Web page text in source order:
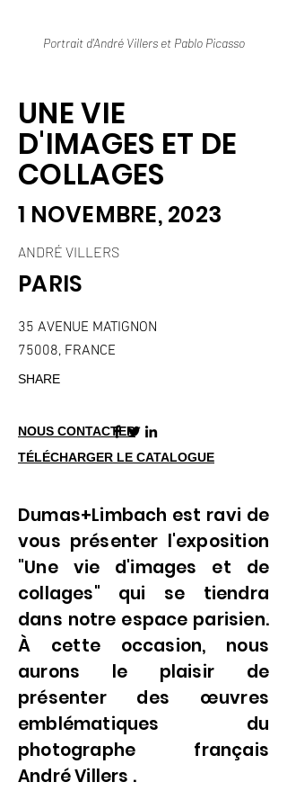
Portrait d'André Villers et Pablo Picasso
UNE VIE
D'IMAGES ET DE
COLLAGES
1 NOVEMBRE, 2023
ANDRÉ VILLERS
PARIS
35 AVENUE MATIGNON
75008, FRANCE
SHARE
NOUS CONTACTER
TÉLÉCHARGER LE CATALOGUE
Dumas+Limbach est ravi de
vous présenter l'exposition
"Une vie d'images et de
collages" qui se tiendra
dans notre espace parisien.
À cette occasion, nous
aurons le plaisir de
présenter des œuvres
emblématiques du
photographe français
André Villers .